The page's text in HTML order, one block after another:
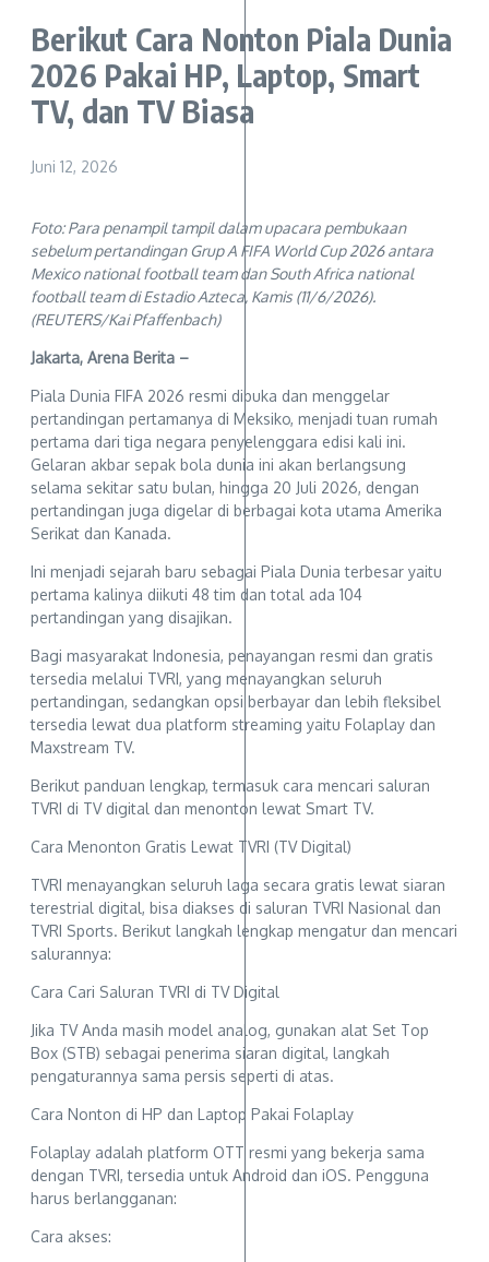
Berikut Cara Nonton Piala Dunia
2026 Pakai HP, Laptop, Smart
TV, dan TV Biasa
Juni 12, 2026
Foto: Para penampil tampil dalam upacara pembukaan
sebelum pertandingan Grup A FIFA World Cup 2026 antara
Mexico national football team dan South Africa national
football team di Estadio Azteca, Kamis (11/6/2026).
(REUTERS/Kai Pfaffenbach)
Jakarta, Arena Berita –
Piala Dunia FIFA 2026 resmi dibuka dan menggelar
pertandingan pertamanya di Meksiko, menjadi tuan rumah
pertama dari tiga negara penyelenggara edisi kali ini.
Gelaran akbar sepak bola dunia ini akan berlangsung
selama sekitar satu bulan, hingga 20 Juli 2026, dengan
pertandingan juga digelar di berbagai kota utama Amerika
Serikat dan Kanada.
Ini menjadi sejarah baru sebagai Piala Dunia terbesar yaitu
pertama kalinya diikuti 48 tim dan total ada 104
pertandingan yang disajikan.
Bagi masyarakat Indonesia, penayangan resmi dan gratis
tersedia melalui TVRI, yang menayangkan seluruh
pertandingan, sedangkan opsi berbayar dan lebih fleksibel
tersedia lewat dua platform streaming yaitu Folaplay dan
Maxstream TV.
Berikut panduan lengkap, termasuk cara mencari saluran
TVRI di TV digital dan menonton lewat Smart TV.
Cara Menonton Gratis Lewat TVRI (TV Digital)
TVRI menayangkan seluruh laga secara gratis lewat siaran
terestrial digital, bisa diakses di saluran TVRI Nasional dan
TVRI Sports. Berikut langkah lengkap mengatur dan mencari
salurannya:
Cara Cari Saluran TVRI di TV Digital
Jika TV Anda masih model analog, gunakan alat Set Top
Box (STB) sebagai penerima siaran digital, langkah
pengaturannya sama persis seperti di atas.
Cara Nonton di HP dan Laptop Pakai Folaplay
Folaplay adalah platform OTT resmi yang bekerja sama
dengan TVRI, tersedia untuk Android dan iOS. Pengguna
harus berlangganan:
Cara akses: